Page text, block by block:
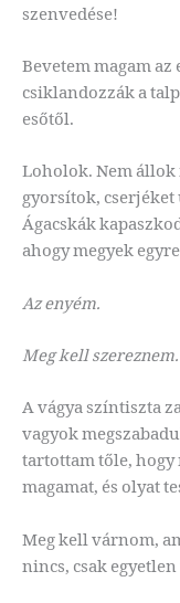
szenvedése!
Bevetem magam
csiklandozzák a
esőtől.
Loholok. Nem állok
gyorsítok,
Ágacskák
ahogy megyek
Az enyém.
Meg kell szereznem.
A vágya színtiszta
vagyok
tartottam tőle,
magamat, és olyat
Meg kell várnom,
nincs, csak